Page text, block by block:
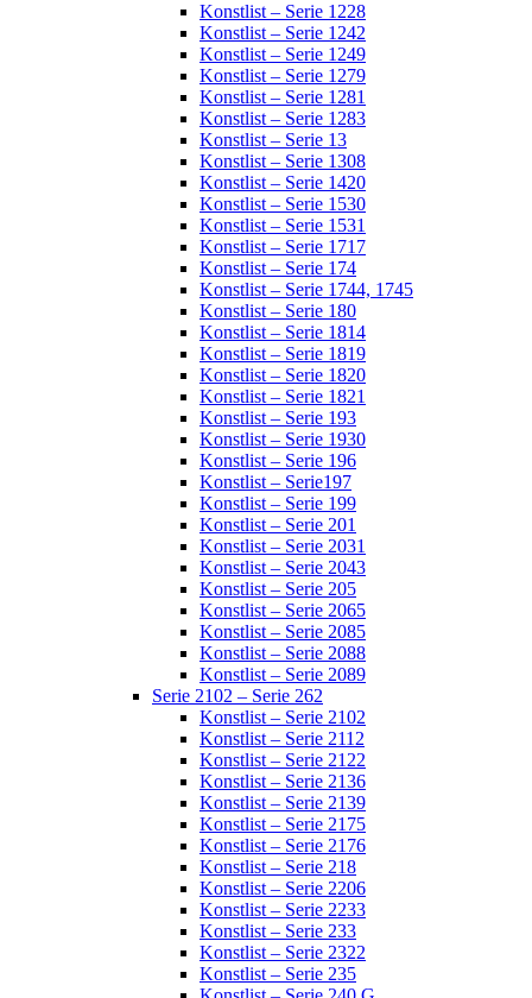
Konstlist – Serie 1228
Konstlist – Serie 1242
Konstlist – Serie 1249
Konstlist – Serie 1279
Konstlist – Serie 1281
Konstlist – Serie 1283
Konstlist – Serie 13
Konstlist – Serie 1308
Konstlist – Serie 1420
Konstlist – Serie 1530
Konstlist – Serie 1531
Konstlist – Serie 1717
Konstlist – Serie 174
Konstlist – Serie 1744, 1745
Konstlist – Serie 180
Konstlist – Serie 1814
Konstlist – Serie 1819
Konstlist – Serie 1820
Konstlist – Serie 1821
Konstlist – Serie 193
Konstlist – Serie 1930
Konstlist – Serie 196
Konstlist – Serie197
Konstlist – Serie 199
Konstlist – Serie 201
Konstlist – Serie 2031
Konstlist – Serie 2043
Konstlist – Serie 205
Konstlist – Serie 2065
Konstlist – Serie 2085
Konstlist – Serie 2088
Konstlist – Serie 2089
Serie 2102 – Serie 262
Konstlist – Serie 2102
Konstlist – Serie 2112
Konstlist – Serie 2122
Konstlist – Serie 2136
Konstlist – Serie 2139
Konstlist – Serie 2175
Konstlist – Serie 2176
Konstlist – Serie 218
Konstlist – Serie 2206
Konstlist – Serie 2233
Konstlist – Serie 233
Konstlist – Serie 2322
Konstlist – Serie 235